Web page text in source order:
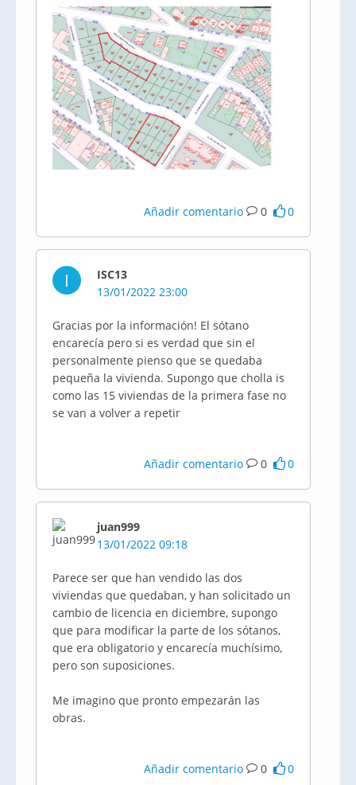
Añadir comentario 0 0
I
ISC13
13/01/2022 23:00
Gracias por la información! El sótano
encarecía pero si es verdad que sin el
personalmente pienso que se quedaba
pequeña la vivienda. Supongo que cholla is
como las 15 viviendas de la primera fase no
se van a volver a repetir
Añadir comentario 0 0
juan999
13/01/2022 09:18
Parece ser que han vendido las dos
viviendas que quedaban, y han solicitado un
cambio de licencia en diciembre, supongo
que para modificar la parte de los sótanos,
que era obligatorio y encarecía muchísimo,
pero son suposiciones.
Me imagino que pronto empezarán las
obras.
Añadir comentario 0 0